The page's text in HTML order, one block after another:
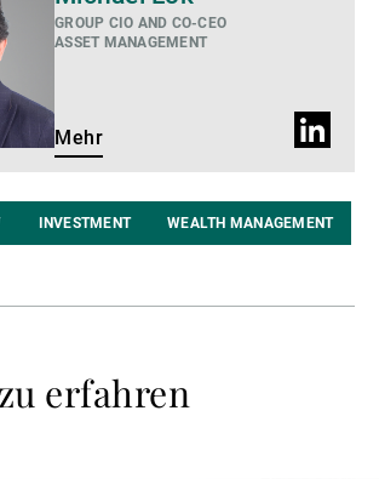
GROUP CIO AND CO-CEO
ASSET MANAGEMENT
Mehr
LinkedIn
INVESTMENT WEALTH MANAGEMENT
erfahren